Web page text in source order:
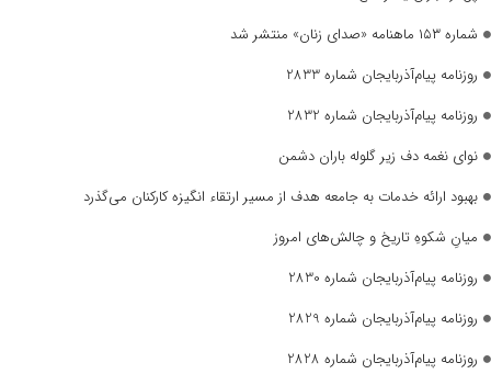
شماره ۱۵۳ ماهنامه «صدای زنان» منتشر شد
روزنامه پیام‌آذربایجان شماره 2833
روزنامه پیام‌آذربایجان شماره 2832
نوای نغمه دف زیر گلوله باران دشمن
بهبود ارائه خدمات به جامعه هدف از مسیر ارتقاء انگیزه کارکنان می‌گذرد
میانِ شکوهِ تاریخ و چالش‌های امروز
روزنامه پیام‌آذربایجان شماره 2830
روزنامه پیام‌آذربایجان شماره 2829
روزنامه پیام‌آذربایجان شماره 2828